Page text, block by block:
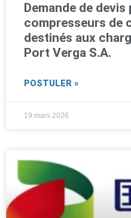
Demande de devis
compresseurs de
destinés aux
Port Verga S.A.
POSTULER »
19 mars 2026